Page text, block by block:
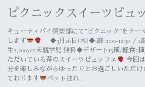
ピクニックスイーツビュ
キューティパイ倶楽部にて”ピクニック”をテ
します
◆3月26日(木)◆1部 11:00~12:30 ／2
生2,200yen未就学児 無料◆デザート15種/軽食
ただいている苺のスイーツビュッフェ
今回
分を楽しみながらゆったりとお過ごしいただ
ております
ペット連れ…